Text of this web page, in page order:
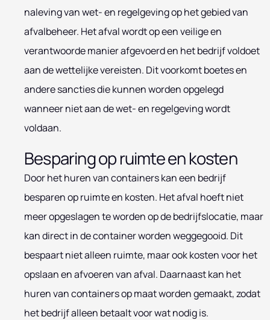
naleving van wet- en regelgeving op het gebied van
afvalbeheer. Het afval wordt op een veilige en
verantwoorde manier afgevoerd en het bedrijf voldoet
aan de wettelijke vereisten. Dit voorkomt boetes en
andere sancties die kunnen worden opgelegd
wanneer niet aan de wet- en regelgeving wordt
voldaan.
Besparing op ruimte en kosten
Door het huren van containers kan een bedrijf
besparen op ruimte en kosten. Het afval hoeft niet
meer opgeslagen te worden op de bedrijfslocatie, maar
kan direct in de container worden weggegooid. Dit
bespaart niet alleen ruimte, maar ook kosten voor het
opslaan en afvoeren van afval. Daarnaast kan het
huren van containers op maat worden gemaakt, zodat
het bedrijf alleen betaalt voor wat nodig is.